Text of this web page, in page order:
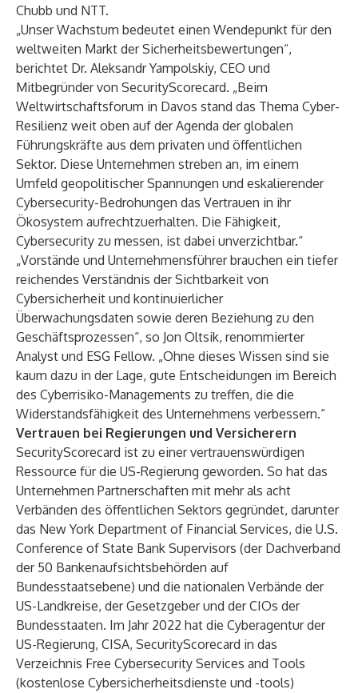
Chubb und NTT.
„Unser Wachstum bedeutet einen Wendepunkt für den
weltweiten Markt der Sicherheitsbewertungen“,
berichtet Dr. Aleksandr Yampolskiy, CEO und
Mitbegründer von SecurityScorecard. „Beim
Weltwirtschaftsforum in Davos stand das Thema Cyber-
Resilienz weit oben auf der Agenda der globalen
Führungskräfte aus dem privaten und öffentlichen
Sektor. Diese Unternehmen streben an, im einem
Umfeld geopolitischer Spannungen und eskalierender
Cybersecurity-Bedrohungen das Vertrauen in ihr
Ökosystem aufrechtzuerhalten. Die Fähigkeit,
Cybersecurity zu messen, ist dabei unverzichtbar.“
„Vorstände und Unternehmensführer brauchen ein tiefer
reichendes Verständnis der Sichtbarkeit von
Cybersicherheit und kontinuierlicher
Überwachungsdaten sowie deren Beziehung zu den
Geschäftsprozessen“, so Jon Oltsik, renommierter
Analyst und ESG Fellow. „Ohne dieses Wissen sind sie
kaum dazu in der Lage, gute Entscheidungen im Bereich
des Cyberrisiko-Managements zu treffen, die die
Widerstandsfähigkeit des Unternehmens verbessern.“
Vertrauen bei Regierungen und Versicherern
SecurityScorecard ist zu einer vertrauenswürdigen
Ressource für die US-Regierung geworden. So hat das
Unternehmen Partnerschaften mit mehr als acht
Verbänden des öffentlichen Sektors gegründet, darunter
das New York Department of Financial Services, die U.S.
Conference of State Bank Supervisors (der Dachverband
der 50 Bankenaufsichtsbehörden auf
Bundesstaatsebene) und die nationalen Verbände der
US-Landkreise, der Gesetzgeber und der CIOs der
Bundesstaaten. Im Jahr 2022 hat die Cyberagentur der
US-Regierung, CISA, SecurityScorecard in das
Verzeichnis Free Cybersecurity Services and Tools
(kostenlose Cybersicherheitsdienste und -tools)